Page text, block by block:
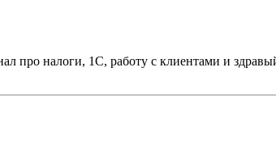
про налоги, 1С, работу с клиентами и